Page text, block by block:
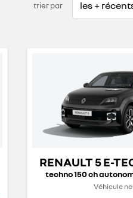
trier par
RENAULT 5 E-
techno 150 ch
Véhicule